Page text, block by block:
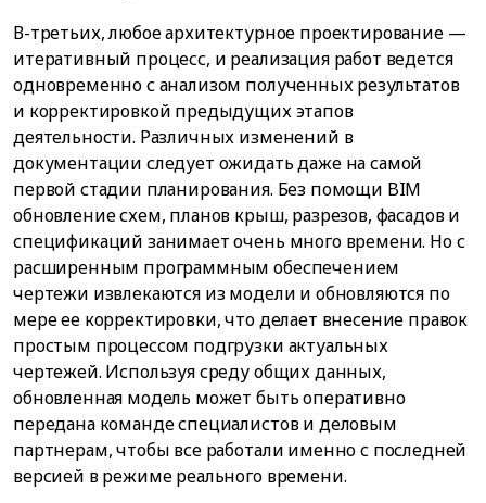
В-третьих, любое архитектурное проектирование —
итеративный процесс, и реализация работ ведется
одновременно с анализом полученных результатов
и корректировкой предыдущих этапов
деятельности. Различных изменений в
документации следует ожидать даже на самой
первой стадии планирования. Без помощи BIM
обновление схем, планов крыш, разрезов, фасадов и
спецификаций занимает очень много времени. Но с
расширенным программным обеспечением
чертежи извлекаются из модели и обновляются по
мере ее корректировки, что делает внесение правок
простым процессом подгрузки актуальных
чертежей. Используя среду общих данных,
обновленная модель может быть оперативно
передана команде специалистов и деловым
партнерам, чтобы все работали именно с последней
версией в режиме реального времени.